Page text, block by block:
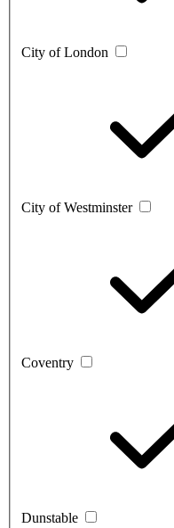
City of London
City of Westminster
Coventry
Dunstable